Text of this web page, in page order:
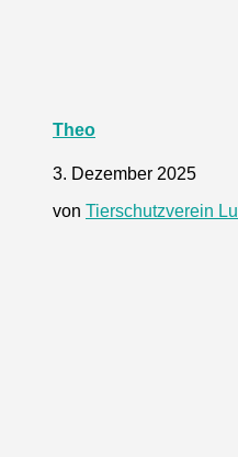
Theo
3. Dezember 2025
von Tierschutzverein